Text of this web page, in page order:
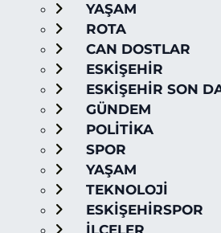
YAŞAM
ROTA
CAN DOSTLAR
ESKİŞEHİR
ESKİŞEHİR SON
GÜNDEM
POLİTİKA
SPOR
YAŞAM
TEKNOLOJİ
ESKİŞEHİRSPOR
İLÇELER